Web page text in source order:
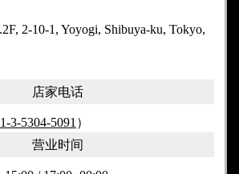
2-10-1, Yoyogi, Shibuya-ku, Tokyo,
店家电话
3-5304-5091 ）
营业时间